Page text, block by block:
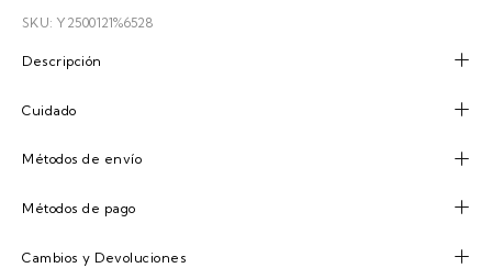
SKU: Y2500121%6528
Descripción
Cuidado
Métodos de envío
Métodos de pago
Cambios y Devoluciones